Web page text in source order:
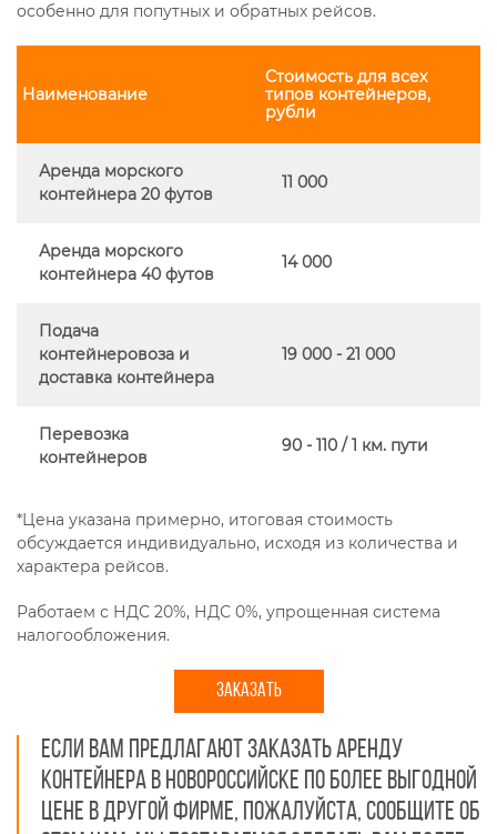
особенно для попутных и обратных рейсов.
Наименование
Стоимость для всех
типов контейнеров,
рубли
Аренда морского
контейнера 20 футов
11 000
Аренда морского
контейнера 40 футов
14 000
Подача
контейнеровоза и
доставка контейнера
19 000 - 21 000
Перевозка
контейнеров
90 - 110 / 1 км. пути
*Цена указана примерно, итоговая стоимость
обсуждается индивидуально, исходя из количества и
характера рейсов.
Работаем с НДС 20%, НДС 0%, упрощенная система
налогообложения.
ЗАКАЗАТЬ
Если вам предлагают заказать аренду
контейнера в Новороссийске по более выгодной
цене в другой фирме, пожалуйста, сообщите об